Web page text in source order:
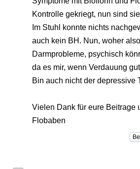
Kontrolle gekriegt, nun sind
Im Stuhl konnte nichts
auch kein BH. Nun, woher
Darmprobleme, psychisch
da es mir, wenn Verdauung
Bin auch nicht der depressive
Vielen Dank für eure Beitrage
Flobaben